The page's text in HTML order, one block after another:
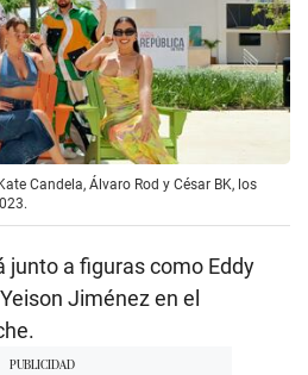
Candela, Álvaro Rod y César BK, los
junto a figuras como Eddy
Jiménez en el